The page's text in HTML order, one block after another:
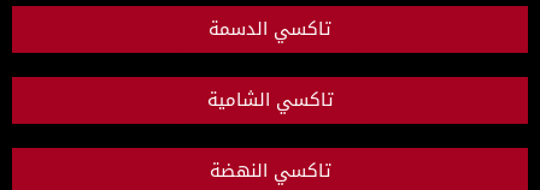
تاكسي الدسمة
تاكسي الشامية
تاكسي النهضة